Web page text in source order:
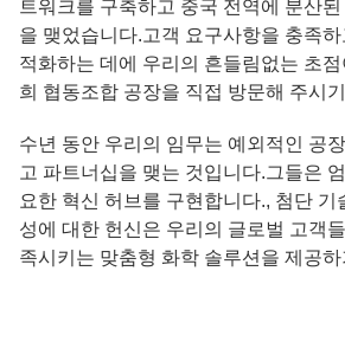
트워크를 구축하고 중국 전역에 분산
을 맺었습니다.고객 요구사항을 충족
적화하는 데에 우리의 흔들림없는 초
희 협동조합 공장을 직접 방문해 주시
수년 동안 우리의 임무는 예외적인 공
고 파트너십을 맺는 것입니다.그들은
요한 혁신 허브를 구현합니다., 첨단 기
성에 대한 헌신은 우리의 글로벌 고객
족시키는 맞춤형 화학 솔루션을 제공